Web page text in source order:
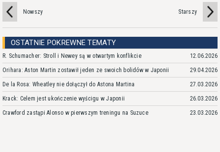
Nowszy Starszy
OSTATNIE POKREWNE TEMATY
R. Schumacher: Stroll i Newey są w otwartym konflikcie 12.06.2026
Orihara: Aston Martin zostawił jeden ze swoich bolidów w Japonii 29.04.2026
De la Rosa: Wheatley nie dołączył do Astona Martina 27.03.2026
Krack: Celem jest ukończenie wyścigu w Japonii 26.03.2026
Crawford zastąpi Alonso w pierwszym treningu na Suzuce 23.03.2026